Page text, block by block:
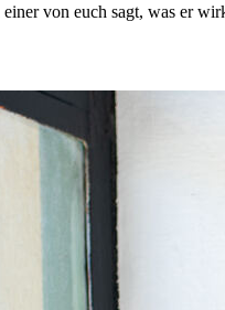
von euch sagt, was er